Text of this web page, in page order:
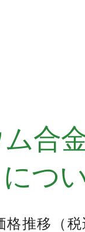
合
つ
推移（税